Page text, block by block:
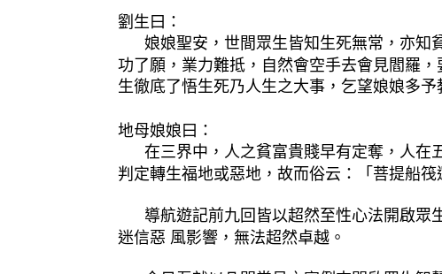
劉生曰：
娘娘聖安，世間眾生皆知生死無常，亦知
功了願，業力難抵，自然會空手去會見閻羅
生徹底了悟生死乃人生之大事，乞望娘娘多予
地母娘娘曰：
在三界中，人之貧富貴賤早有定奪，人在
判定轉生福地或惡地，故而俗云：「菩提船
導航遊記前九回皆以超然至性心法開啟眾
迷信惡 風影響，無法超然卓越。